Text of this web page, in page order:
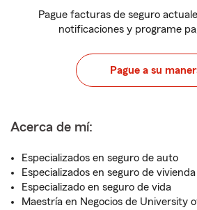
Pague facturas de seguro
notificaciones y programe
Pague a su
Acerca de mí:
Especializados en seguro de auto
Especializados en seguro de vivienda
Especializado en seguro de vida
Maestría en Negocios de University